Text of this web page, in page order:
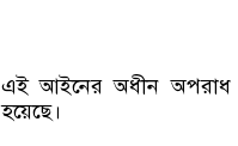
এই আইনের অধীন অপরাধ
হয়েছে।